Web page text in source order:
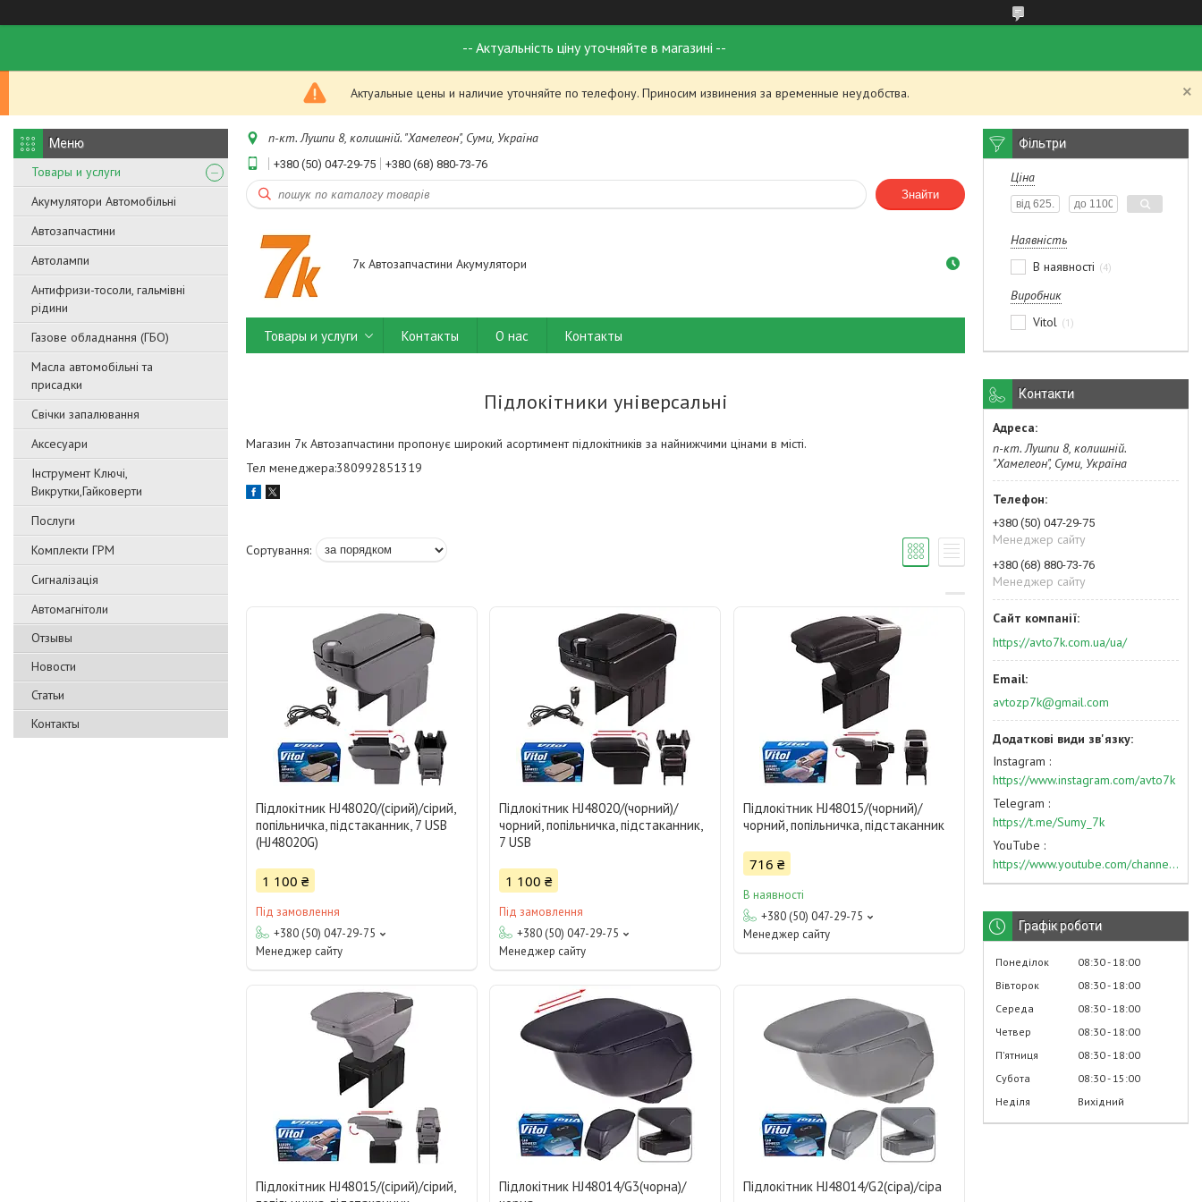
-- Актуальність ціну уточняйте в магазині --
Актуальные цены и наличие уточняйте по телефону. Приносим извинения за временные неудобства.
Товары и услуги
Акумулятори Автомобільні
Автозапчастини
Автолампи
Антифризи-тосоли, гальмівні
рідини
Газове обладнання (ГБО)
Масла автомобільні та
присадки
Свічки запалювання
Аксесуари
Інструмент Ключі,
Викрутки,Гайковерти
Послуги
Комплекти ГРМ
Сигналізація
Автомагнітоли
Отзывы
Новости
Статьи
Контакты
п-кт. Лушпи 8, колишній. "Хамелеон", Суми, Україна
+380 (50) 047-29-75 +380 (68) 880-73-76
Знайти
7к Автозапчастини Акумулятори
Товары и услуги Контакты О нас Контакты
Підлокітники універсальні
Магазин 7к Автозапчастини пропонує широкий асортимент підлокітників за найнижчими цінами в місті.
Тел менеджера:380992851319
Підлокітник HJ48020/(сірий)/сірий,
попільничка, підстаканник, 7 USB
(HJ48020G)
1 100 ₴
Під замовлення
+380 (50) 047-29-75
Менеджер сайту
Підлокітник HJ48020/(чорний)/
чорний, попільничка, підстаканник,
7 USB
1 100 ₴
Під замовлення
+380 (50) 047-29-75
Менеджер сайту
Підлокітник HJ48015/(чорний)/
чорний, попільничка, підстаканник
716 ₴
В наявності
+380 (50) 047-29-75
Менеджер сайту
Підлокітник HJ48015/(сірий)/сірий,
Підлокітник HJ48014/G3(чорна)/
Підлокітник HJ48014/G2(сіра)/сіра
Фільтри
Ціна
Наявність
В наявності
4
Виробник
Vitol
1
Контакти
п-кт. Лушпи 8, колишній.
"Хамелеон", Суми, Україна
+380 (50) 047-29-75
Менеджер сайту
+380 (68) 880-73-76
Менеджер сайту
https://avto7k.com.ua/ua/
avtozp7k@gmail.com
Instagram
https://www.instagram.com/avto7k
Telegram
https://t.me/Sumy_7k
YouTube
https://www.youtube.com/channel/UC574nvqqf5H_LzT4Va_GpQg?view_as=subscriber
Графік роботи
Понеділок 08:30 18:00
Вівторок
08:30 18:00
Середа
08:30 18:00
Четвер
08:30 18:00
Пʼятниця
08:30 18:00
Субота
08:30 15:00
Неділя
Вихідний